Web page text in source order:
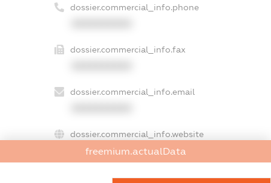
dossier.commercial_info.phone
dossier.commercial_info.fax
dossier.commercial_info.email
dossier.commercial_info.website
XXXXXXXXXX
dossier.commercial_info.activity
freemium.actualData